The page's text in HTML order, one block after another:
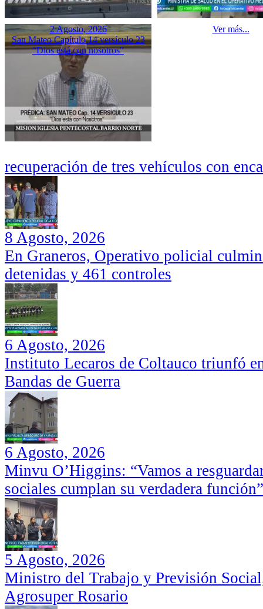
2 Agosto, 2026
San Mateo Capítulo 14 versículo 23
“Dios está con nosotros”
Ver más...
recuperación de tres vehículos con
8 Agosto, 2026
En Graneros, Operativo policial
detenidas y 461 controles
6 Agosto, 2026
Instituto Lecaros de Coltauco triunfó
Bandas de Guerra
6 Agosto, 2026
Minvu O’Higgins: “Vamos a
sociales cumplan su verdadera función”
5 Agosto, 2026
Ministro del Trabajo y Previsión
Agrosuper Rosario